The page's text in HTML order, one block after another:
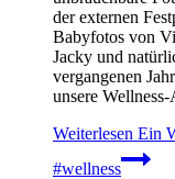
der externen
Babyfotos von
Jacky und
vergangenen
unsere
Weiterlesen Ein
#wellness